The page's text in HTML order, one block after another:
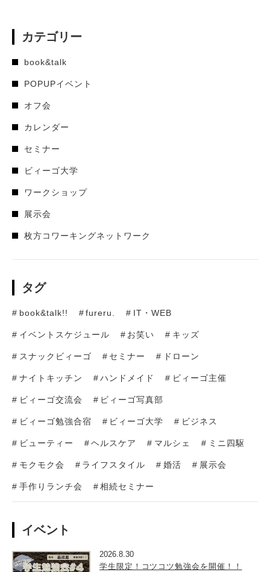
カテゴリー
book&talk
POPUPイベント
オフ会
カレンダー
セミナー
ビィーゴ大学
ワークショップ
展示会
枚方コワーキングネットワーク
タグ
book&talk!! fureru. IT・WEB
イベントスケジュール お笑い キッズ
スナックビィーゴ セミナー ドローン
ナイトキッチン ハンドメイド ビィーゴ主催
ビィーゴ交流会 ビィーゴ写真部
ビィーゴ勉強合宿 ビィーゴ大学 ビジネス
ビューティー ヘルスケア マルシェ ミニ四駆
モクモク会 ライフスタイル 婚活 展示会
手作りランチ会 相続セミナー
イベント
2026.8.30
学生限定！コツコツ勉強会を開催！！